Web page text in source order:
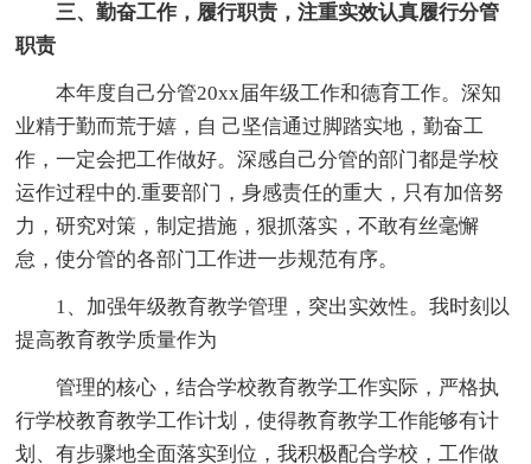
三、勤奋工作，履行职责，注重实效认真履行分管
职责
本年度自己分管20xx届年级工作和德育工作。深知
业精于勤而荒于嬉，自 己坚信通过脚踏实地，勤奋工
作，一定会把工作做好。深感自己分管的部门都是学校
运作过程中的.重要部门，身感责任的重大，只有加倍努
力，研究对策，制定措施，狠抓落实，不敢有丝毫懈
怠，使分管的各部门工作进一步规范有序。
1、加强年级教育教学管理，突出实效性。我时刻以
提高教育教学质量作为
管理的核心，结合学校教育教学工作实际，严格执
行学校教育教学工作计划，使得教育教学工作能够有计
划、有步骤地全面落实到位，我积极配合学校，工作做